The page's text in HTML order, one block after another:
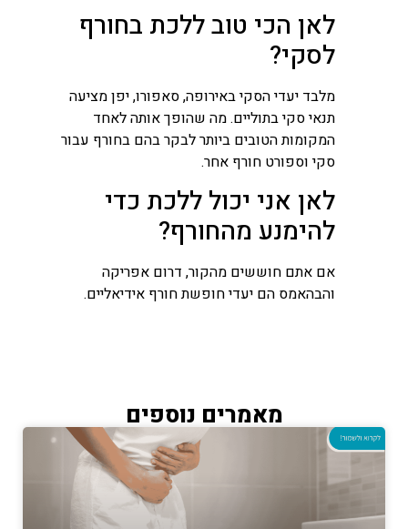
לאן הכי טוב ללכת בחורף
לסקי?
מלבד יעדי הסקי באירופה, סאפורו, יפן מציעה
תנאי סקי בתוליים. מה שהופך אותה לאחד
המקומות הטובים ביותר לבקר בהם בחורף עבור
סקי וספורט חורף אחר.
לאן אני יכול ללכת כדי
להימנע מהחורף?
אם אתם חוששים מהקור, דרום אפריקה
והבהאמס הם יעדי חופשת חורף אידיאליים.
מאמרים נוספים